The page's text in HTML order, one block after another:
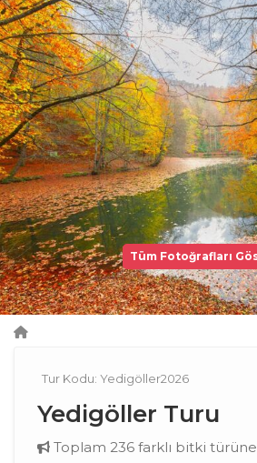
Tüm Fotoğrafları
Tur Kodu: Yedigöller2026
Yedigöller Turu
Toplam 236 farklı bitki